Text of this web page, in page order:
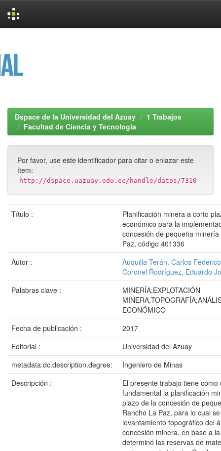
Dspace de la Universidad del Azuay
1 Trabajos
Facultad de Ciencia y Tecnología
Por favor, use este identificador para citar o enlazar este
ítem:
http://dspace.uazuay.edu.ec/handle/datos/7310
Título :
Planificación minera a corto
económico para la
concesión de pequeña
Paz, código 401336
Autor :
Auquilla Terán, Carlos Federico
Coronel Rodríguez, Eduardo
Palabras clave :
MINERÍA;EXPLOTACIÓN
ECONÓMICO
Fecha de publicación :
2017
Editorial :
Universidad del Azuay
metadata.dc.description.degree:
Ingeniero de Minas
Descripción :
El presente trabajo tiene como
fundamental la planificación
plazo de la concesión de
Rancho La Paz, para lo cual
levantamiento topográfico del
concesión minera, en base a
determinó las reservas de